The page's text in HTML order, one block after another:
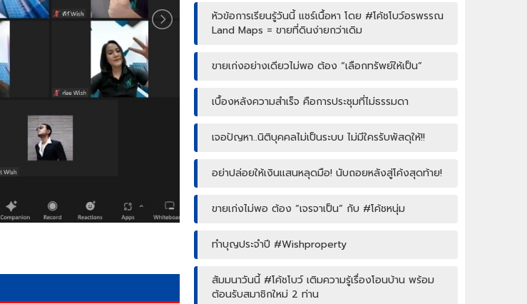
หัวข้อการเรียนรู้วันนี้ แชร์เนื้อหา โดย #โค้ชโบว์อรพรรณ
Land Maps = ขายที่ดินง่ายกว่าเดิม
ขายเก่งอย่างเดียวไม่พอ ต้อง “เลือกทรัพย์ให้เป็น”
เบื้องหลังความสำเร็จ คือการประชุมที่ไม่ธรรมดา
เจอปัญหา..นิติบุคคลไม่เป็นระบบ ไม่มีใครรับพัสดุให้!!
อย่าปล่อยให้เงินแสนหลุดมือ! นับถอยหลังสู่โค้งสุดท้าย!
ขายเก่งไม่พอ ต้อง “เจรจาเป็น” กับ #โค้ชหนุ่ม
ทำบุญประจำปี #Wishproperty
สัมมนาวันนี้ #โค้ชโบว์ เติมความรู้เรื่องโอนบ้าน พร้อม
ต้อนรับสมาชิกใหม่ 2 ท่าน